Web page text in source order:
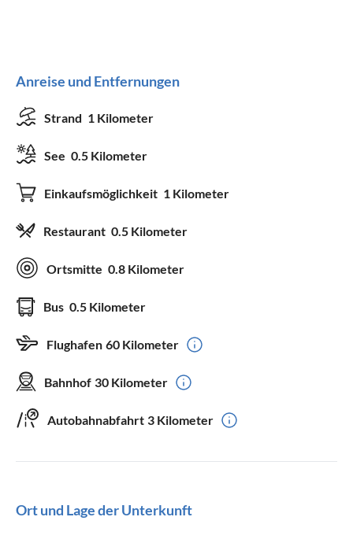
Anreise und Entfernungen
Strand 1 Kilometer
See 0.5 Kilometer
Einkaufsmöglichkeit 1 Kilometer
Restaurant 0.5 Kilometer
Ortsmitte 0.8 Kilometer
Bus 0.5 Kilometer
Flughafen 60 Kilometer
Bahnhof 30 Kilometer
Autobahnabfahrt 3 Kilometer
Ort und Lage der Unterkunft